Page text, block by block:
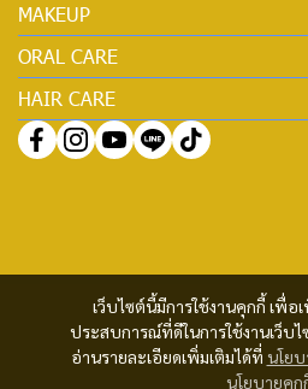
เว็บไซต์นี้มีการใช้งานคุกกี้ เพื่
ประสบการณ์ที่ดีในการใช้งานเว็บ
อ่านรายละเอียดเพิ่มเติมได้ที่ นโย
นโยบายคุก
MAKEUP
ORAL CARE
HAIR CARE